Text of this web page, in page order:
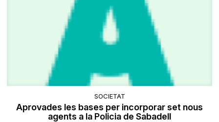
SOCIETAT
Aprovades les bases per incorporar set nous
agents a la Policia de Sabadell